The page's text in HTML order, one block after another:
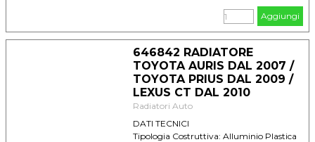
CLIMA: +/- CAMBIO: M
Aggiungi
646842 RADIATORE
TOYOTA AURIS DAL 2007 /
TOYOTA PRIUS DAL 2009 /
LEXUS CT DAL 2010
Radiatori Auto
DATI TECNICI
Tipologia Costruttiva: Alluminio Plastica